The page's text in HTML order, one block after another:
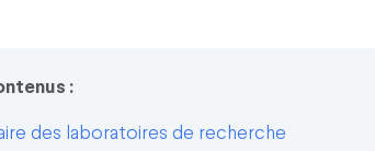
:
des laboratoires de recherche